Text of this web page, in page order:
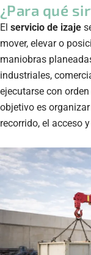
¿Para qué
El servicio de izaje
mover, elevar o
maniobras
industriales,
ejecutarse con
objetivo es
recorrido, el acceso